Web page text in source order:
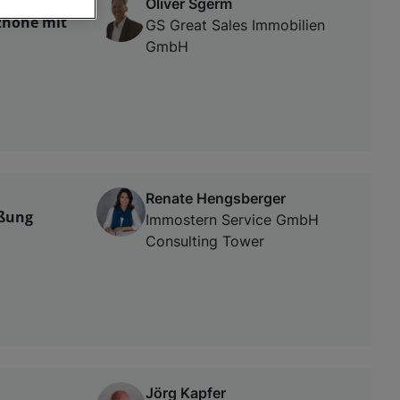
mit
GS Great Sales Immobilien
GmbH
Renate Hengsberger
Immostern Service GmbH
Consulting Tower
Jörg Kapfer
der